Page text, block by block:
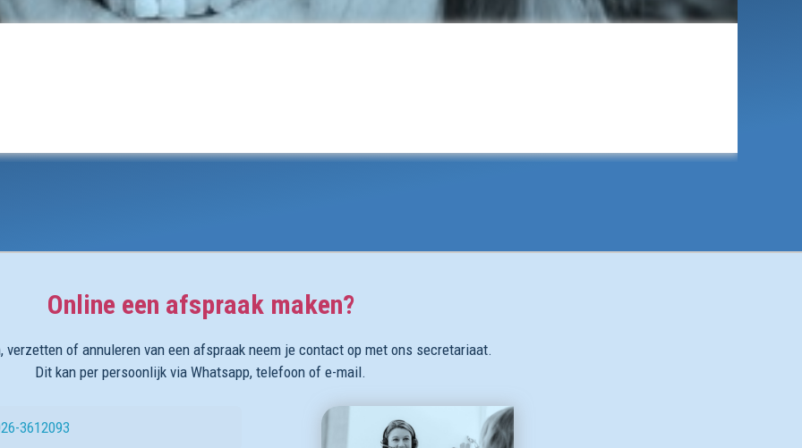
Online een afspraak maken?
verzetten of annuleren van een afspraak neem je contact op met ons secretariaat.
Dit kan per persoonlijk via Whatsapp, telefoon of e-mail.
3612093